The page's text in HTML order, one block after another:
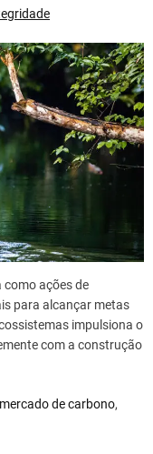
como ações de
para alcançar metas
impulsiona o
com a construção
mercado de carbono,